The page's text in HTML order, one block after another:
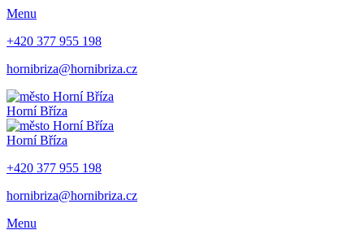
Menu
+420 377 955 198
hornibriza@hornibriza.cz
Horní Bříza
Horní Bříza
+420 377 955 198
hornibriza@hornibriza.cz
Menu